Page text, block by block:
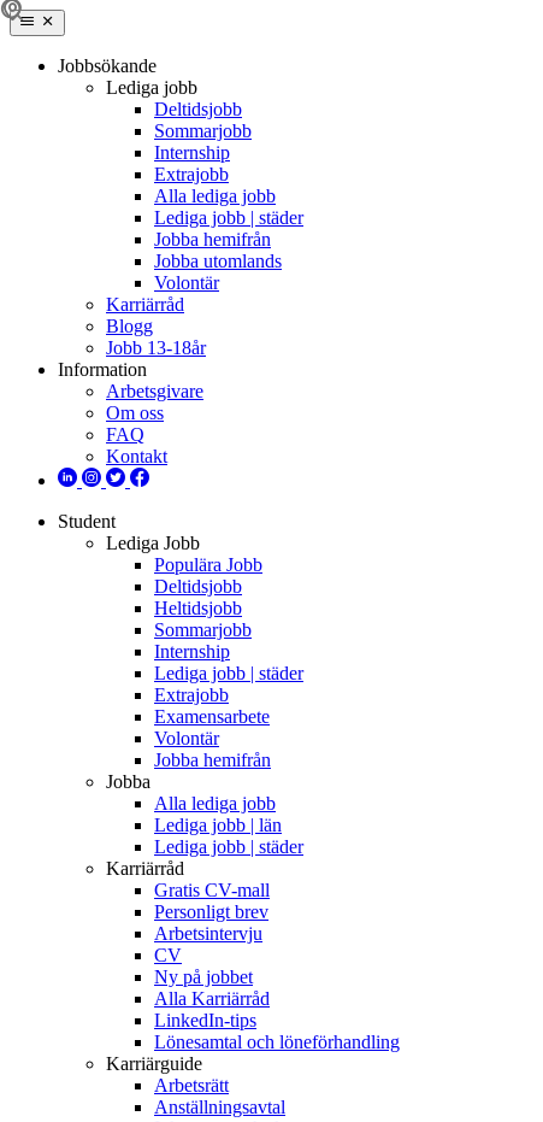
Jobbsökande
Lediga jobb
Deltidsjobb
Sommarjobb
Internship
Extrajobb
Alla lediga jobb
Lediga jobb | städer
Jobba hemifrån
Jobba utomlands
Volontär
Karriärråd
Blogg
Jobb 13-18år
Information
Arbetsgivare
Om oss
FAQ
Kontakt
Student
Lediga Jobb
Populära Jobb
Deltidsjobb
Heltidsjobb
Sommarjobb
Internship
Lediga jobb | städer
Extrajobb
Examensarbete
Volontär
Jobba hemifrån
Jobba
Alla lediga jobb
Lediga jobb | län
Lediga jobb | städer
Karriärråd
Gratis CV-mall
Personligt brev
Arbetsintervju
CV
Ny på jobbet
Alla Karriärråd
LinkedIn-tips
Lönesamtal och löneförhandling
Karriärguide
Arbetsrätt
Anställningsavtal